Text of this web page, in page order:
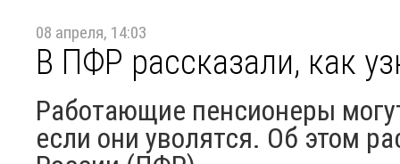
08 апреля, 14:03
В ПФР рассказали, как
Работающие пенсионеры
если они уволятся. Об этом